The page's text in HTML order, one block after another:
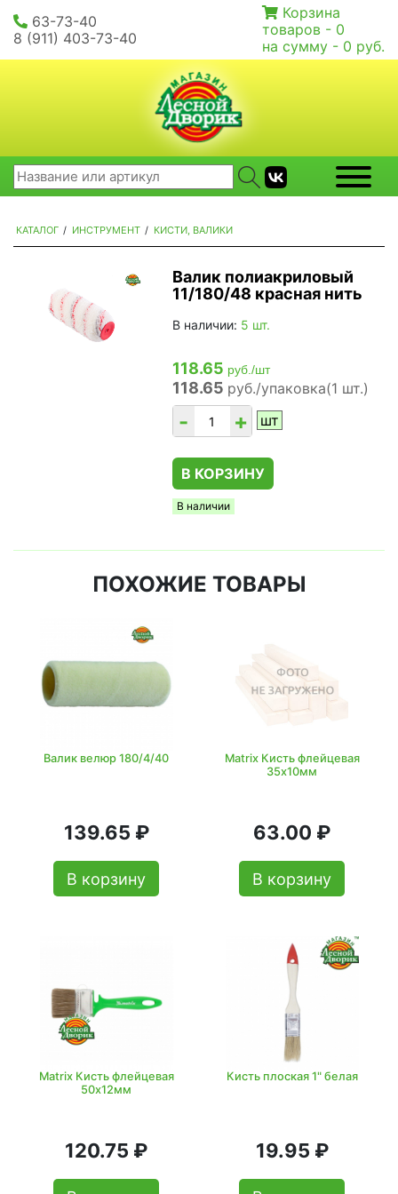
63-73-40
8 (911) 403-73-40
Корзина
товаров - 0
на сумму - 0 руб.
КАТАЛОГ / ИНСТРУМЕНТ / КИСТИ, ВАЛИКИ
Валик полиакриловый
11/180/48 красная нить
В наличии: 5 шт.
118.65 руб./шт
118.65 руб./упаковка(1 шт.)
- + шт
В КОРЗИНУ
В наличии
ПОХОЖИЕ ТОВАРЫ
Валик велюр 180/4/40
139.65 ₽
В корзину
Matrix Кисть флейцевая
35х10мм
63.00 ₽
В корзину
Matrix Кисть флейцевая
50х12мм
120.75 ₽
Кисть плоская 1" белая
19.95 ₽